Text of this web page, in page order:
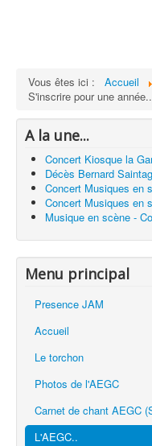
Vous êtes ici : Accueil
S'inscrire pour une
A la une...
Concert Kiosque la
Décès Bernard
Concert Musiques en
Concert Musiques en
Musique en scène -
Menu principal
Presence JAM
Accueil
Le torchon
Photos de l'AEGC
Carnet de chant AEGC
L'AEGC..